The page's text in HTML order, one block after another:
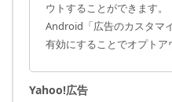
ウトすることができます。
Android「広告のカスタマ
有効にすることでオプトア
Yahoo!広告